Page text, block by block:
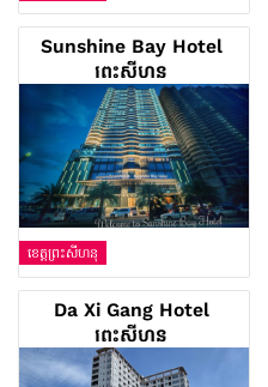
Sunshine Bay Hotel
ព្រះសីហនុ
ខេត្តព្រះសីហនុ
Da Xi Gang Hotel
ព្រះសីហនុ